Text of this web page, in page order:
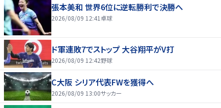
張本美和 世界6位に逆転勝利で決勝へ
2026/08/09 12:41 卓球
ド軍連敗7でストップ 大谷翔平がV打
2026/08/09 12:42野球
C大阪 シリア代表FWを獲得へ
2026/08/09 13:00サッカー